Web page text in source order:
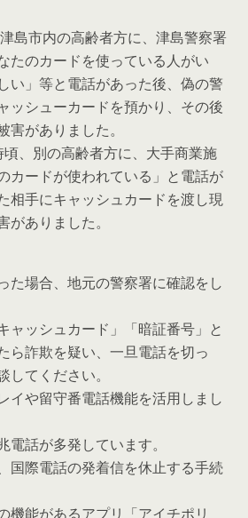
島市内の高齢者方に、津島警察署
たのカードを使っている人がい
い」等と電話があった後、偽の警
ッシューカードを預かり、その後
がありました。
、別の高齢者方に、大手商業施
カードが使われている」と電話が
相手にキャッシュカードを渡し現
ありました。
た場合、地元の警察署に確認をし
ャッシュカード」「暗証番号」と
ら詐欺を疑い、一旦電話を切っ
てください。
イや留守番電話機能を活用しまし
電話が多発しています。
国際電話の発着信を休止する手続
機能があるアプリ「アイチポリ